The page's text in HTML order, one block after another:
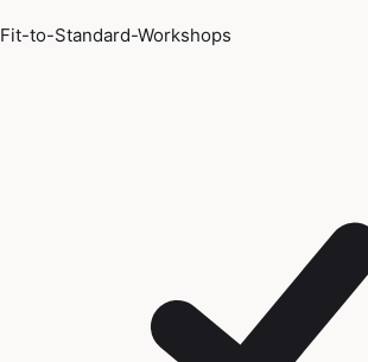
Fit-to-Standard-Workshops